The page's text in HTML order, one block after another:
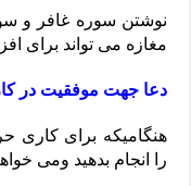
نوشتن سوره غافر و
مغازه می ‌تواند برای
دعا جهت موفقیت در
هنگامیکه برای کاری
را انجام بدهید ومی